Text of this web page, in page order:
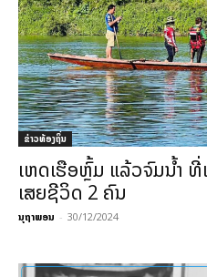
ຂ່າວທ້ອງຖິ່ນ
ເຫດເຮືອຫຼົ້ມ ແລ້ວຈົມນໍ້າ
ເສຍຊີວິດ 2 ຄົນ
ນຸຖາພອນ - 30/12/2024